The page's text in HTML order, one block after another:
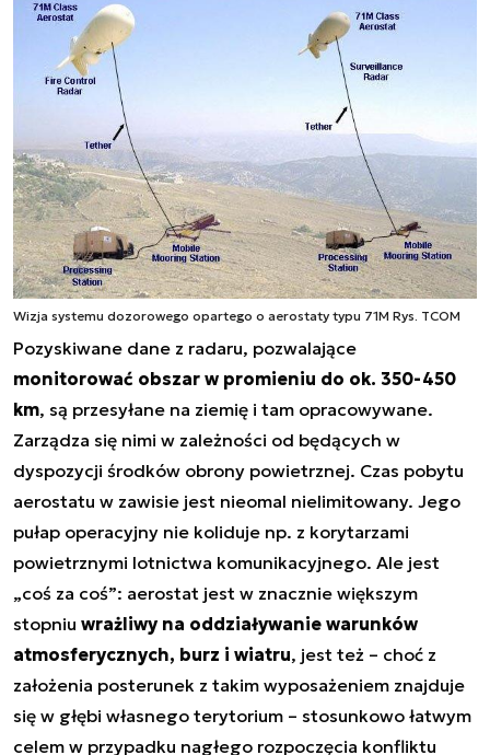
Wizja systemu dozorowego opartego o aerostaty typu 71M Rys. TCOM
Pozyskiwane dane z radaru, pozwalające
monitorować obszar w promieniu do ok. 350-450
km, są przesyłane na ziemię i tam opracowywane.
Zarządza się nimi w zależności od będących w
dyspozycji środków obrony powietrznej. Czas pobytu
aerostatu w zawisie jest nieomal nielimitowany. Jego
pułap operacyjny nie koliduje np. z korytarzami
powietrznymi lotnictwa komunikacyjnego. Ale jest
„coś za coś”: aerostat jest w znacznie większym
stopniu wrażliwy na oddziaływanie warunków
atmosferycznych, burz i wiatru, jest też – choć z
założenia posterunek z takim wyposażeniem znajduje
się w głębi własnego terytorium – stosunkowo łatwym
celem w przypadku nagłego rozpoczęcia konfliktu